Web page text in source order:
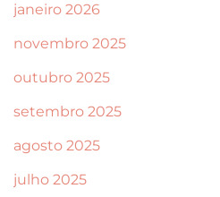
janeiro 2026
novembro 2025
outubro 2025
setembro 2025
agosto 2025
julho 2025